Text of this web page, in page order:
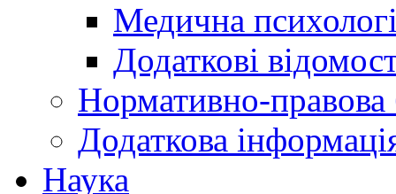
Медична
Додаткові
Нормативно-правова
Додаткова
Наука